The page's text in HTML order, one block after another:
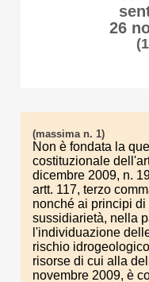
26
(massima n. 1)
Non è fondata la
costituzionale
dicembre 2009, n.
artt. 117, terzo
nonché ai principi
sussidiarietà, nella
l'individuazione
rischio
risorse di cui alla
novembre 2009, è